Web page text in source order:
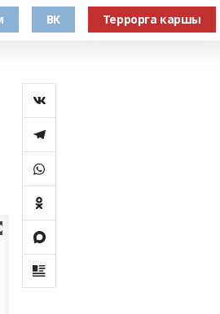
ВК Террорга каршы